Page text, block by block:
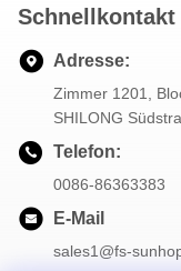
Schnellkontakt
Adresse:
Zimmer 1201,
SHILONG
Telefon:
0086-86363383
E-Mail
sales1@fs-